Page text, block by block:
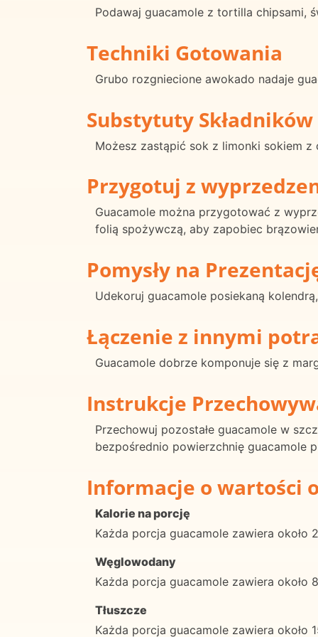
Podawaj guacamole z tortilla chipsami,
Techniki Gotowania
Grubo rozgniecione awokado nadaje
Substytuty Składników
Możesz zastąpić sok z limonki sokiem
Przygotuj z
Guacamole można przygotować z
folią spożywczą, aby zapobiec
Pomysły na
Udekoruj guacamole posiekaną
Łączenie z innymi
Guacamole dobrze komponuje się z
Instrukcje
Przechowuj pozostałe guacamole w
bezpośrednio powierzchnię guacamole
Informacje o wartości
Kalorie na porcję
Każda porcja guacamole zawiera około
Węglowodany
Każda porcja guacamole zawiera około
Tłuszcze
Każda porcja guacamole zawiera około